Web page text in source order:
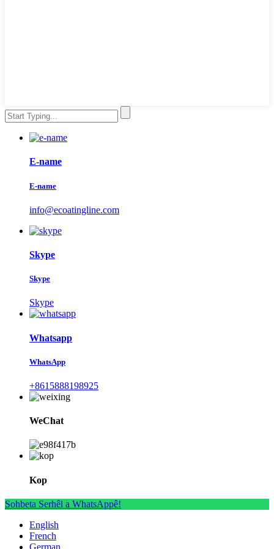
E-name
E-name
info@ecoatingline.com
Skype
Skype
Skype
Whatsapp
WhatsApp
+8615888198925
WeChat
Kop
Sohbeta Serhêl a WhatsAppê!
English
French
German